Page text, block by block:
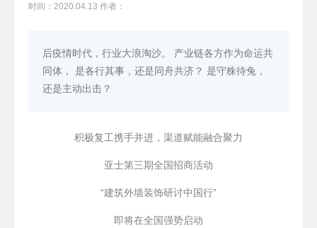
时间：2020.04.13 作者：
后疫情时代，行业大浪淘沙。 产业链各方作为命运共
同体， 是各行其事，还是同舟共济？ 是守株待兔，
还是主动出击？
积极复工携手并进，渠道赋能融合聚力
亚士第三期全国招商活动
“建筑外墙装饰研讨中国行”
即将在全国强势启动